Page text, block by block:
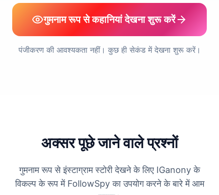
गुमनाम रूप से कहानियां देखना शुरू करें
पंजीकरण की आवश्यकता नहीं। कुछ ही सेकंड में देखना शुरू करें।
अक्सर पूछे जाने वाले प्रश्नों
गुमनाम रूप से इंस्टाग्राम स्टोरी देखने के लिए IGanony के
विकल्प के रूप में FollowSpy का उपयोग करने के बारे में आम